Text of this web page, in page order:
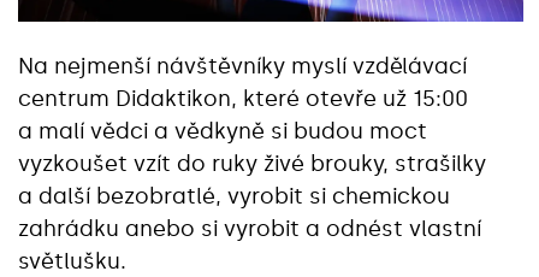
Na nejmenší návštěvníky myslí vzdělávací
centrum Didaktikon, které otevře už 15:00
a malí vědci a vědkyně si budou moct
vyzkoušet vzít do ruky živé brouky, strašilky
a další bezobratlé, vyrobit si chemickou
zahrádku anebo si vyrobit a odnést vlastní
světlušku.